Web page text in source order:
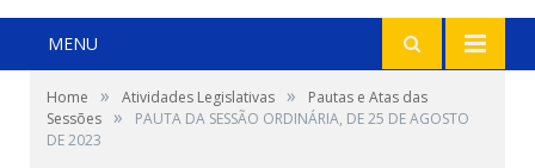
MENU
Home » Atividades Legislativas »
Pautas e Atas das
Sessões »
PAUTA DA SESSÃO ORDINÁRIA, DE 25 DE AGOSTO
DE 2023